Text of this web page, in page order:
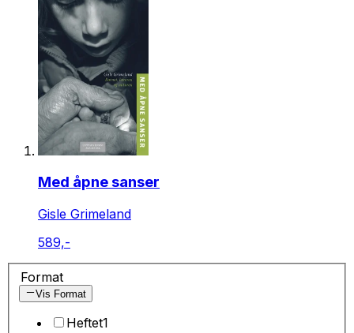
Med åpne sanser
Gisle Grimeland
589,-
Format
Vis Format
Heftet1